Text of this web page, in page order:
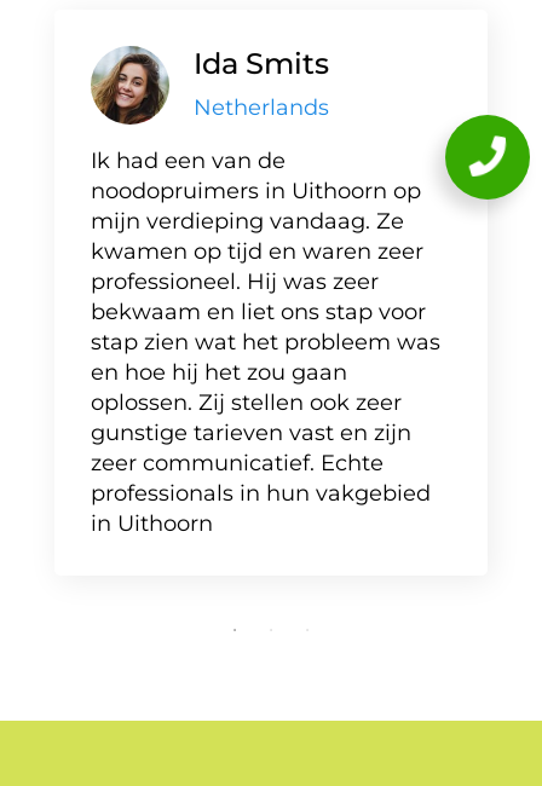
Ida Smits
Netherlands
Ik had een van de
noodopruimers in Uithoorn op
mijn verdieping vandaag. Ze
kwamen op tijd en waren zeer
professioneel. Hij was zeer
bekwaam en liet ons stap voor
stap zien wat het probleem was
en hoe hij het zou gaan
oplossen. Zij stellen ook zeer
gunstige tarieven vast en zijn
zeer communicatief. Echte
professionals in hun vakgebied
in Uithoorn